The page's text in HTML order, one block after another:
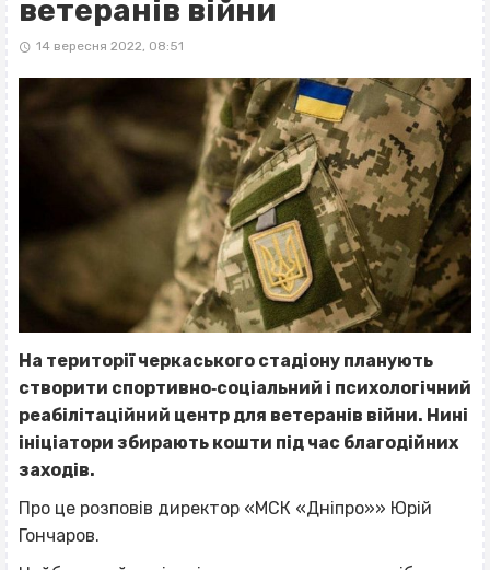
ветеранів війни
14 вересня 2022, 08:51
На території черкаського стадіону планують
створити спортивно‐соціальний і психологічний
реабілітаційний центр для ветеранів війни. Нині
ініціатори збирають кошти під час благодійних
заходів.
Про це розповів директор «МСК «Дніпро»» Юрій
Гончаров.